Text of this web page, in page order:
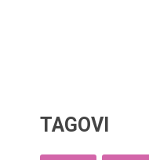
TAGOVI